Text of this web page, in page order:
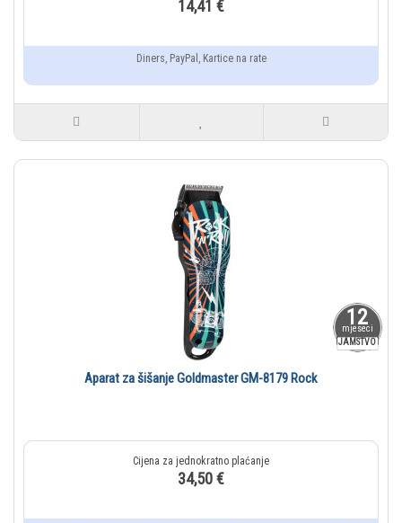
14,41 €
Diners, PayPal, Kartice na rate
12
mjeseci
JAMSTVO
Aparat za šišanje Goldmaster GM-8179 Rock
34,50 €